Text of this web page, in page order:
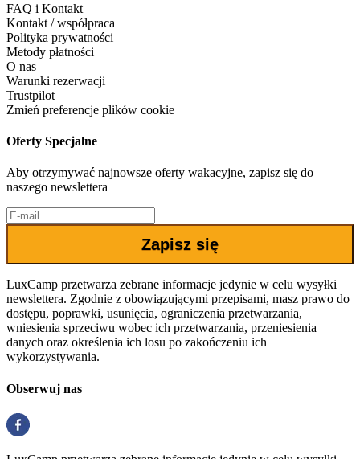
FAQ i Kontakt
Kontakt / współpraca
Polityka prywatności
Metody płatności
O nas
Warunki rezerwacji
Trustpilot
Zmień preferencje plików cookie
Oferty Specjalne
Aby otrzymywać najnowsze oferty wakacyjne, zapisz się do
naszego newslettera
Zapisz się
LuxCamp przetwarza zebrane informacje jedynie w celu wysyłki
newslettera. Zgodnie z obowiązującymi przepisami, masz prawo do
dostępu, poprawki, usunięcia, ograniczenia przetwarzania,
wniesienia sprzeciwu wobec ich przetwarzania, przeniesienia
danych oraz określenia ich losu po zakończeniu ich
wykorzystywania.
Obserwuj nas